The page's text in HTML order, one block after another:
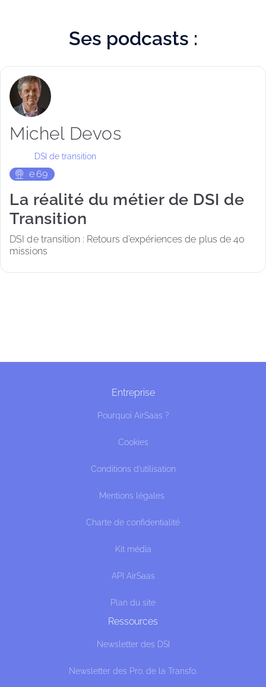
Ses podcasts :
Michel Devos
DSI de transition
e 69
La réalité du métier de DSI de
Transition
DSI de transition : Retours d’expériences de plus de 40
missions
Entreprise
Pourquoi AirSaas ?
Cookies
Conditions d’utilisation
Mentions légales
Charte de confidentialité
Kit média
API AirSaas
Plan du site
Ressources
Newsletter des DSI
Newsletter des Pro. de la Transfo.